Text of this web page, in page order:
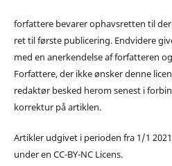
forfattere bevarer ophavsretten til
ret til første publicering. Endvidere
med en anerkendelse af forfatteren
Forfattere, der ikke ønsker denne
redaktør besked herom senest i
korrektur på artiklen.
Artikler udgivet i perioden fra 1/1
under en CC-BY-NC Licens.